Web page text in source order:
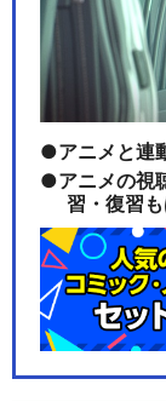
アニメと連
アニメの視
習・復習